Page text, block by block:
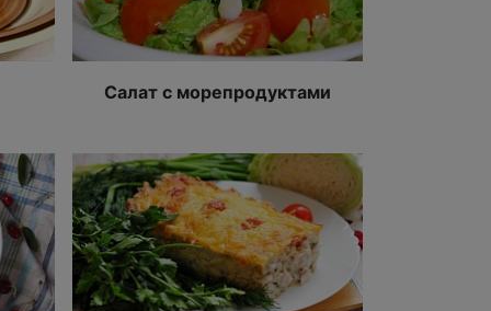
Салат с морепродуктами